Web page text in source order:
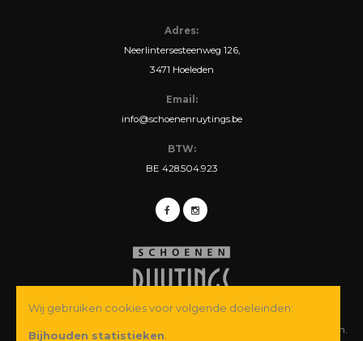
Adres:
Neerlintersesteenweg 126,
3471 Hoeleden
Email:
info@schoenenruytings.be
BTW:
BE 428.504.923
© Copyright 2026 Schoenen Ruytings BVBA. Alle rechten voorbehouden.
Wij gebruiken cookies voor volgende doeleinden:
Bijhouden statistieken